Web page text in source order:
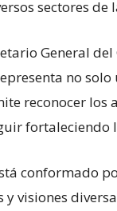
sectores de
General
no
reconocer los
conformado
y visiones